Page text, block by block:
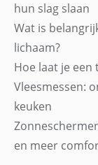
hun slag slaan
Wat is
lichaam?
Hoe laat je
Vleesmessen:
keuken
en meer